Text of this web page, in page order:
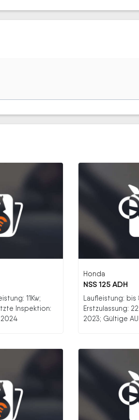
11Kw;
Inspektion:
Honda
NSS 125 ADH
Laufleistung: bis
Erstzulassung:
2023; Gültige